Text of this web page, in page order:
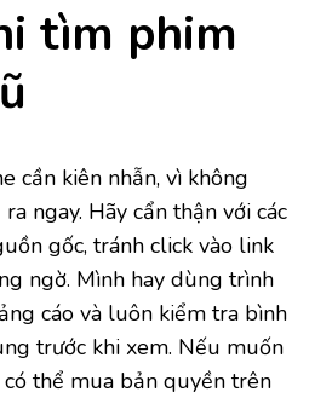
tìm phim
cần kiên nhẫn, vì không
ngay. Hãy cẩn thận với các
gốc, tránh click vào link
ngờ. Mình hay dùng trình
cáo và luôn kiểm tra bình
trước khi xem. Nếu muốn
thể mua bản quyền trên